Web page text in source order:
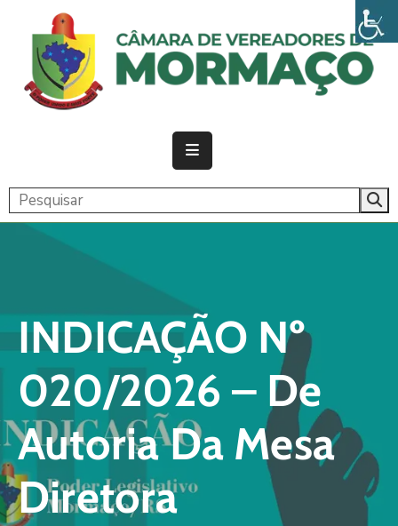
PÁGINA
INICIAL
LEGISLATIVA
CONTATO
INDICAÇÃO Nº
020/2026 – De
Autoria Da Mesa
Diretora